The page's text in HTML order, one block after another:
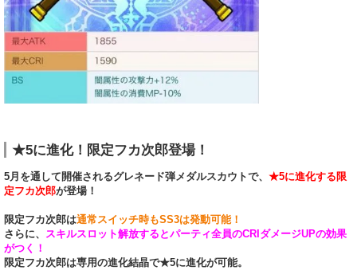
★5に進化！限定フカ次郎登場！
5月を通して開催されるグレネード弾メダルスカウトで、 ★5に進化する限
定フカ次郎が登場！
限定フカ次郎は通常スイッチ時もSS3は発動可能！
さらに、 スキルスロット解放するとパーティ全員のCRIダメージUPの効果
がつく！
限定フカ次郎は専用の進化結晶で★5に進化が可能。